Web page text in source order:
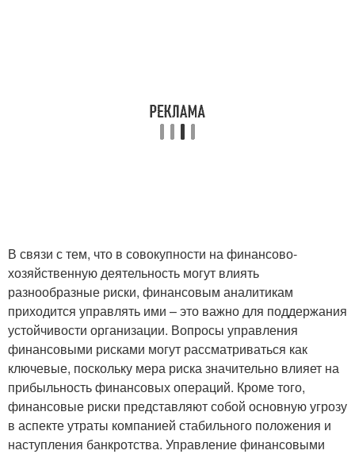
В связи с тем, что в совокупности на финансово-
хозяйственную деятельность могут влиять
разнообразные риски, финансовым аналитикам
приходится управлять ими – это важно для поддержания
устойчивости организации. Вопросы управления
финансовыми рисками могут рассматриваться как
ключевые, поскольку мера риска значительно влияет на
прибыльность финансовых операций. Кроме того,
финансовые риски представляют собой основную угрозу
в аспекте утраты компанией стабильного положения и
наступления банкротства. Управление финансовыми